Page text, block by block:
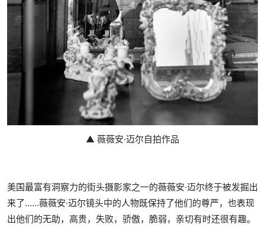
▲ 薇薇安·迈尔自拍作品
美国最富有洞察力的街头摄影家之一的薇薇安·迈尔终于被发掘出
来了……薇薇安·迈尔镜头中的人物既保持了他们的尊严，也表现
出他们的无助，高贵，失败，骄傲，脆弱，亲切有时还很有趣。